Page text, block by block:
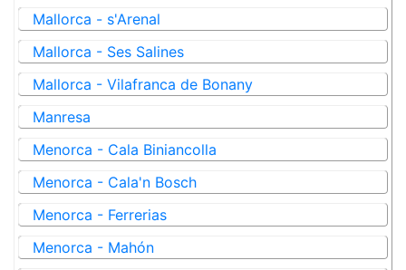
Mallorca - s'Arenal
Mallorca - Ses Salines
Mallorca - Vilafranca de Bonany
Manresa
Menorca - Cala Biniancolla
Menorca - Cala'n Bosch
Menorca - Ferrerias
Menorca - Mahón